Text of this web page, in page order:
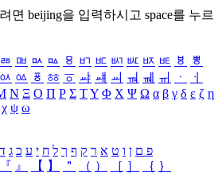
면 beijing을 입력하시고 space를 누르
ㅭ ㅮ ㅯ ㅰ ㅱ ㅲ ㅳ ㅴ ㅵ ㅶ ㅷ ㅸ
ㅹ
ㆂ ㆃ ㆄ ㆅ ㆆ ㆇ ㆈ ㆉ ㆊ ㆋ ㆌ ㆍ
ㆎ
Ν Ξ Ο Π Ρ Σ ΤΥ Φ Χ Ψ Ω α β γ δ ε ζ η
χ ψ ω
פ ם ן ו ט א ר ק ף ך ל ח י ע כ ג ד
『 』 【 】 ＂ （ ） ［ ］ ｛ ｝